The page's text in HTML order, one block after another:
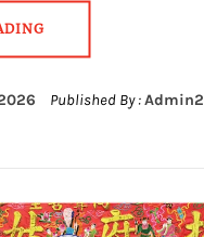
Published By :Admin2